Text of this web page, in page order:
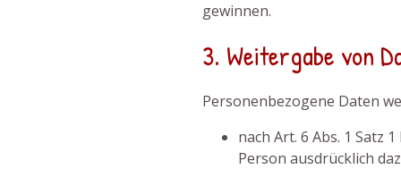
gewinnen.
3. Weitergabe von
Personenbezogene Daten
nach Art. 6 Abs. 1 Satz
Person ausdrücklich